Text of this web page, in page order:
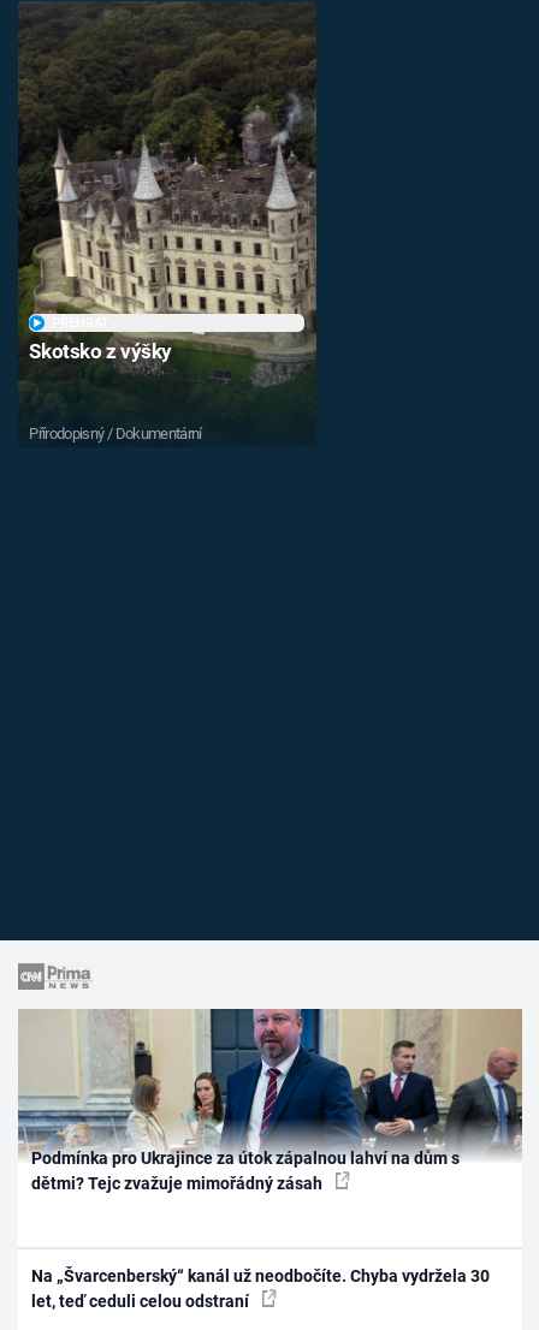
Skotsko z výšky
Přírodopisný / Dokumentární
Podmínka pro Ukrajince za útok zápalnou lahví na dům s
dětmi? Tejc zvažuje mimořádný zásah
Na „Švarcenberský“ kanál už neodbočíte. Chyba vydržela 30
let, teď ceduli celou odstraní